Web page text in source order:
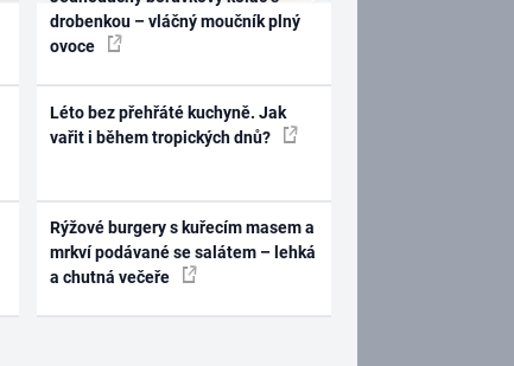
drobenkou – vláčný moučník plný
ovoce
Léto bez přehřáté kuchyně. Jak
vařit i během tropických dnů?
Rýžové burgery s kuřecím masem a
mrkví podávané se salátem – lehká
a chutná večeře